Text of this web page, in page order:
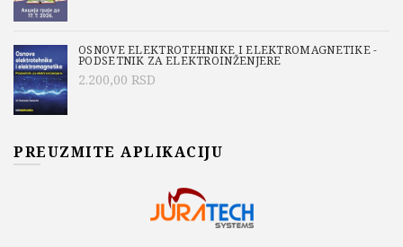
OSNOVE ELEKTROTEHNIKE I ELEKTROMAGNETIKE -
PODSETNIK ZA ELEKTROINŽENJERE
2.200,00 RSD
PREUZMITE APLIKACIJU